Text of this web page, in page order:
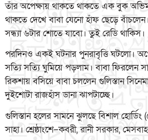
তাঁর অপেক্ষায় থাকতে থাকতে এক বুক
থাকতে দেখে বাবা যেনো হাঁফ ছেড়ে
সন্ধ্যা ৬টার শোতে যাবো। তুই রেডি থাকিস।
পরদিনও একই ঘটনার পুনরাবৃত্তি ঘটলো।
সত্যি সত্যি ঘুমিয়ে পড়লাম। বাবা ফিরলেন
রিকশায় বসিয়ে বাবা চললেন গুলিস্তান
দুইশোটা রাজহাঁস ডানা ঝাপটাচ্ছে।
গুলিস্তান হলের সামনে ঝুলছে বিশাল হোর্ডিং
সাহা। শ্রেষ্ঠাংশে–কবরী, রানী সরকার,